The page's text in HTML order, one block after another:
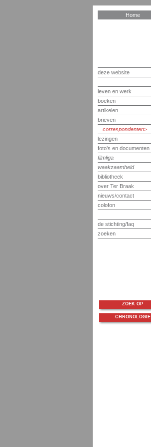
Home
deze website
leven en werk
boeken
artikelen
brieven
correspondenten
lezingen
foto's en documenten
filmliga
waakzaamheid
bibliotheek
over Ter Braak
nieuws/contact
colofon
de stichting/faq
zoeken
ZOEK OP
CHRONOLOGIE